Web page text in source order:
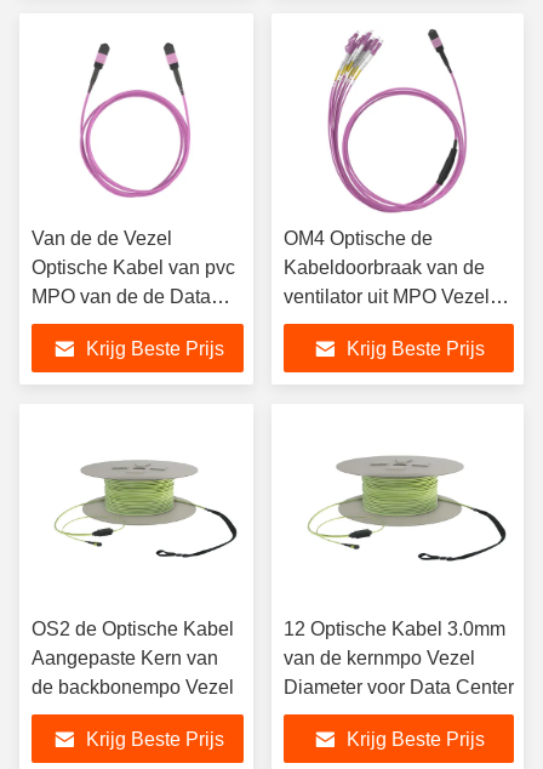
Van de de Vezel
Optische Kabel van pvc
MPO van de de Data
Centera2 Vezel de
Doorbraakkabel
Krijg Beste Prijs
OM4 Optische de
Kabeldoorbraak van de
ventilator uit MPO Vezel
1.8mm mpo-LC
Krijg Beste Prijs
OS2 de Optische Kabel
Aangepaste Kern van
de backbonempo Vezel
Krijg Beste Prijs
12 Optische Kabel 3.0mm
van de kernmpo Vezel
Diameter voor Data Center
Krijg Beste Prijs